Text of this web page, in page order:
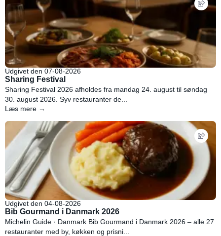
Udgivet den 07-08-2026
Sharing Festival
Sharing Festival 2026 afholdes fra mandag 24. august til søndag
30. august 2026. Syv restauranter de...
Læs mere →
Udgivet den 04-08-2026
Bib Gourmand i Danmark 2026
Michelin Guide · Danmark Bib Gourmand i Danmark 2026 – alle 27
restauranter med by, køkken og prisni...